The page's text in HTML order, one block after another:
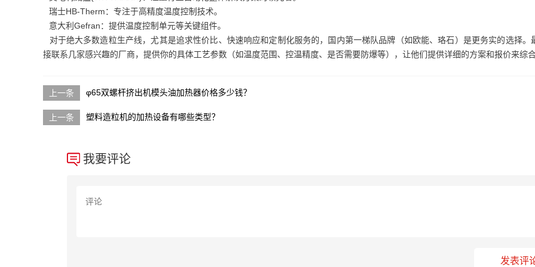
瑞士HB-Therm：专注于高精度温度控制技术。
意大利Gefran：提供温度控制单元等关键组件。
对于绝大多数造粒生产线，尤其是追求性价比、快速响应和定制化服务的，国内第一梯队品牌（如欧能、珞石）是更务实的选择。
接联系几家感兴趣的厂商，提供你的具体工艺参数（如温度范围、控温精度、是否需要防爆等），让他们提供详细的方案和报价来综合
φ65双螺杆挤出机模头油加热器价格多少钱？
塑料造粒机的加热设备有哪些类型？
我要评论
发表评